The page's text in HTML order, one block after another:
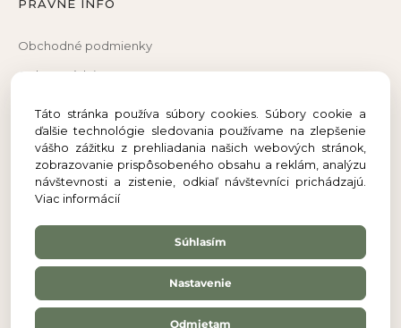
PRÁVNE INFO
Obchodné podmienky
Ochrana údajov
Reklamačný formulár
Odstúpenie od zmluvy
Táto stránka používa súbory cookies. Súbory cookie a
ďalšie technológie sledovania používame na zlepšenie
vášho zážitku z prehliadania našich webových stránok,
zobrazovanie prispôsobeného obsahu a reklám, analýzu
návštevnosti a zistenie, odkiaľ návštevníci prichádzajú.
Viac informácií
Súhlasím
Nastavenie
Odmietam